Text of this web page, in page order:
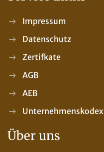
Impressum
Datenschutz
Zertifkate
AGB
AEB
Unternehmenskodex
Über uns